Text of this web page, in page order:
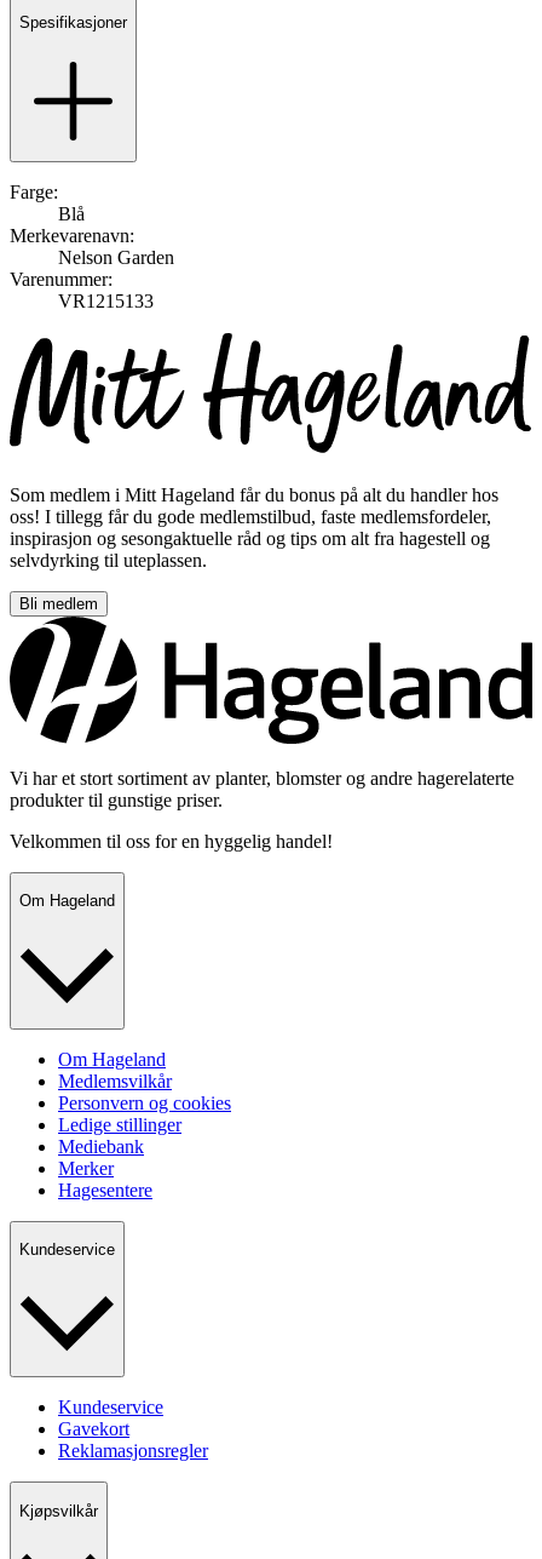
Spesifikasjoner
Farge:
Blå
Merkevarenavn:
Nelson Garden
Varenummer:
VR1215133
Som medlem i Mitt Hageland får du bonus på alt du handler hos
oss! I tillegg får du gode medlemstilbud, faste medlemsfordeler,
inspirasjon og sesongaktuelle råd og tips om alt fra hagestell og
selvdyrking til uteplassen.
Bli medlem
Vi har et stort sortiment av planter, blomster og andre hagerelaterte
produkter til gunstige priser.
Velkommen til oss for en hyggelig handel!
Om Hageland
Om Hageland
Medlemsvilkår
Personvern og cookies
Ledige stillinger
Mediebank
Merker
Hagesentere
Kundeservice
Kundeservice
Gavekort
Reklamasjonsregler
Kjøpsvilkår